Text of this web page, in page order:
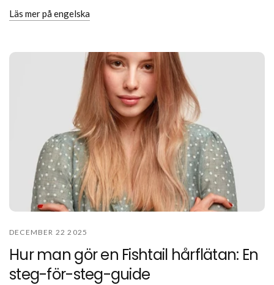
Läs mer på engelska
DECEMBER 22 2025
Hur man gör en Fishtail hårflätan: En
steg-för-steg-guide